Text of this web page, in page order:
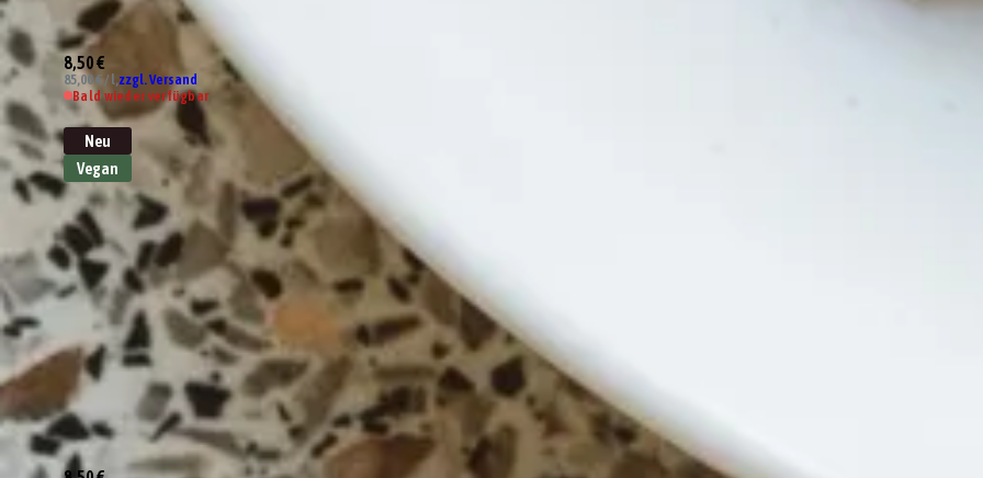
8,50 €
85,00 € / l,zzgl. Versand
Bald wieder verfügbar
Neu
Vegan
Essig-Spezialität Brombeere